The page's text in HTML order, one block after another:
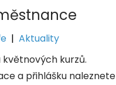
|Aktuality
kurzů.
a přihlášku naleznete